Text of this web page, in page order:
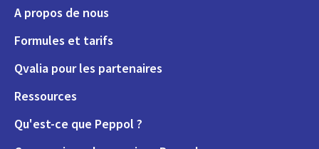
A propos de nous
Formules et tarifs
Qvalia pour les partenaires
Ressources
Qu'est-ce que Peppol ?